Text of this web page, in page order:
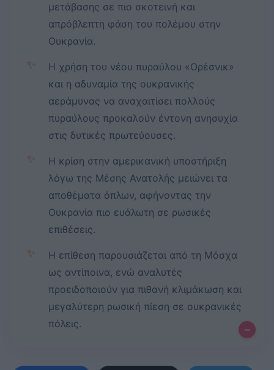
μετάβασης σε πιο σκοτεινή και
απρόβλεπτη φάση του πολέμου στην
Ουκρανία.
✨
Η χρήση του νέου πυραύλου «Ορέσνικ»
και η αδυναμία της ουκρανικής
αεράμυνας να αναχαιτίσει πολλούς
πυραύλους προκαλούν έντονη ανησυχία
στις δυτικές πρωτεύουσες.
✨
Η κρίση στην αμερικανική υποστήριξη
λόγω της Μέσης Ανατολής μειώνει τα
αποθέματα όπλων, αφήνοντας την
Ουκρανία πιο ευάλωτη σε ρωσικές
επιθέσεις.
✨
Η επίθεση παρουσιάζεται από τη Μόσχα
ως αντίποινα, ενώ αναλυτές
προειδοποιούν για πιθανή κλιμάκωση και
μεγαλύτερη ρωσική πίεση σε ουκρανικές
πόλεις.
–